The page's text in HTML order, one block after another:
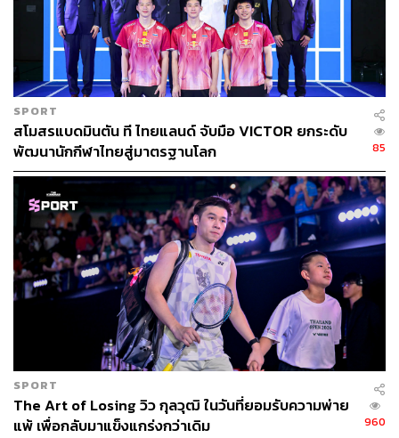
SPORT
สโมสรแบดมินตัน ที ไทยแลนด์ จับมือ VICTOR ยกระดับ
พัฒนานักกีฬาไทยสู่มาตรฐานโลก
85
SPORT
The Art of Losing วิว กุลวุฒิ ในวันที่ยอมรับความพ่าย
แพ้ เพื่อกลับมาแข็งแกร่งกว่าเดิม
960